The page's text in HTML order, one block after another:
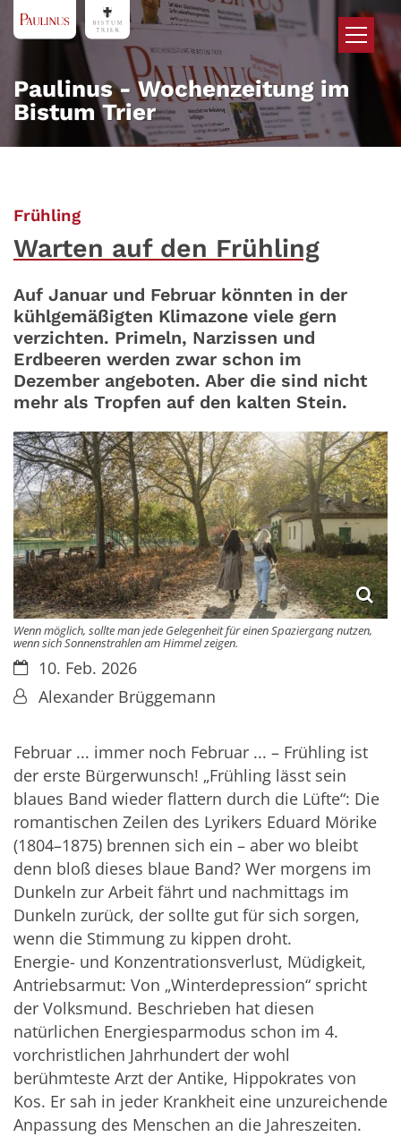
Zum Inhalt springen
Paulinus - Wochenzeitung im
Bistum Trier
Frühling:
Warten auf den Frühling
Auf Januar und Februar könnten in der
kühlgemäßigten Klimazone viele gern
verzichten. Primeln, Narzissen und
Erdbeeren werden zwar schon im
Dezember angeboten. Aber die sind nicht
mehr als Tropfen auf den kalten Stein.
Wenn möglich, sollte man jede Gelegenheit für einen Spaziergang nutzen,
wenn sich Sonnenstrahlen am Himmel zeigen.
Datum:10. Feb. 2026
Von:Alexander Brüggemann
Februar ... immer noch Februar ... – Frühling ist
der erste Bürgerwunsch! „Frühling lässt sein
blaues Band wieder flattern durch die Lüfte“: Die
romantischen Zeilen des Lyrikers Eduard Mörike
(1804–1875) brennen sich ein – aber wo bleibt
denn bloß dieses blaue Band? Wer morgens im
Dunkeln zur Arbeit fährt und nachmittags im
Dunkeln zurück, der sollte gut für sich sorgen,
wenn die Stimmung zu kippen droht.
Energie- und Konzentrationsverlust, Müdigkeit,
Antriebsarmut: Von „Winterdepression“ spricht
der Volksmund. Beschrieben hat diesen
natürlichen Energiesparmodus schon im 4.
vorchristlichen Jahrhundert der wohl
berühmteste Arzt der Antike, Hippokrates von
Kos. Er sah in jeder Krankheit eine unzureichende
Anpassung des Menschen an die Jahreszeiten.